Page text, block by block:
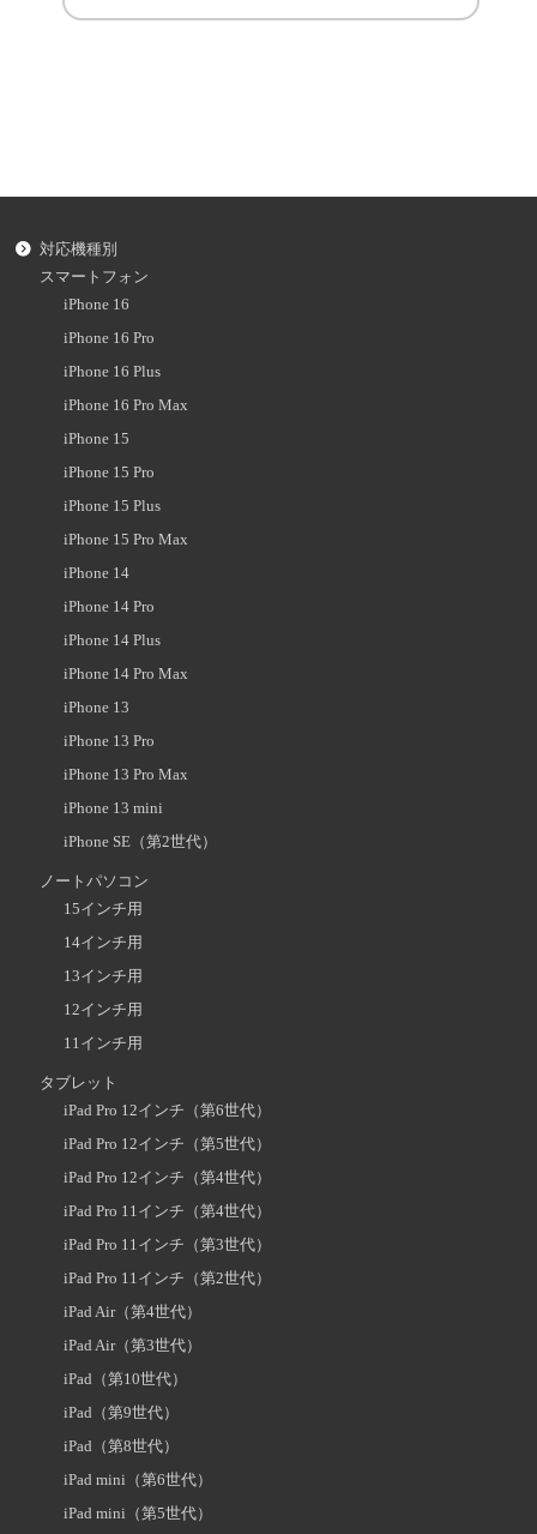
対応機種別
スマートフォン
iPhone 16
iPhone 16 Pro
iPhone 16 Plus
iPhone 16 Pro Max
iPhone 15
iPhone 15 Pro
iPhone 15 Plus
iPhone 15 Pro Max
iPhone 14
iPhone 14 Pro
iPhone 14 Plus
iPhone 14 Pro Max
iPhone 13
iPhone 13 Pro
iPhone 13 Pro Max
iPhone 13 mini
iPhone SE（第2世代）
ノートパソコン
15インチ用
14インチ用
13インチ用
12インチ用
11インチ用
タブレット
iPad Pro 12インチ（第6世代）
iPad Pro 12インチ（第5世代）
iPad Pro 12インチ（第4世代）
iPad Pro 11インチ（第4世代）
iPad Pro 11インチ（第3世代）
iPad Pro 11インチ（第2世代）
iPad Air（第4世代）
iPad Air（第3世代）
iPad（第10世代）
iPad（第9世代）
iPad（第8世代）
iPad mini（第6世代）
iPad mini（第5世代）